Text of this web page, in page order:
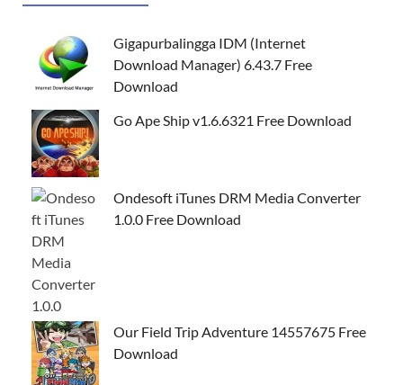
Gigapurbalingga IDM (Internet
Download Manager) 6.43.7 Free
Download
Go Ape Ship v1.6.6321 Free Download
Ondesoft iTunes DRM Media Converter
1.0.0 Free Download
Our Field Trip Adventure 14557675 Free
Download